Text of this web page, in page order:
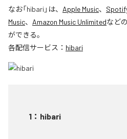
なお「hibari 」は、 Apple Music、
Music、 Amazon Music Unlimitedなど
ができる。
各配信サービス： hibari
1 ： hibari